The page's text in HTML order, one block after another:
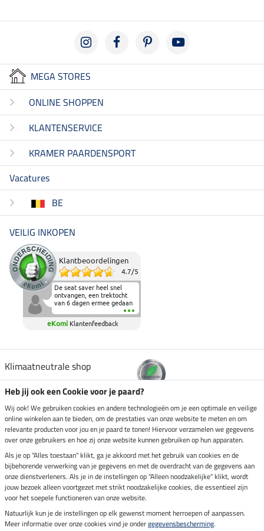
MEGA STORES
ONLINE SHOPPEN
KLANTENSERVICE
KRAMER PAARDENSPORT
Vacatures
BE
VEILIG INKOPEN
Klantbeoordelingen
4.7/5
De seat saver heel snel
ontvangen, een trektocht
van 6 dagen ermee gedaan
en deze heeft de beproeving
fantastisch doorstaan.
Heerlijk zacht om op te
elkaar in het zadel.
eKomi Klantenfeedback
Klimaatneutrale shop
Verzending per
Veilig betalen met
Impressum
Heb jij ook een Cookie voor je paard?
Wij ook! We gebruiken cookies en andere technologieën om je een optimale en veilige
online winkelen aan te bieden, om de prestaties van onze website te meten en om
relevante producten voor jou en je paard te tonen! Hiervoor verzamelen we gegevens
over onze gebruikers en hoe zij onze website kunnen gebruiken op hun apparaten.
Als je op "Alles toestaan" klikt, ga je akkoord met het gebruik van cookies en de
bijbehorende verwerking van je gegevens en met de overdracht van de gegevens aan
onze dienstverleners. Als je in de instellingen op "Alleen noodzakelijke" klikt, wordt
jouw bezoek alleen voortgezet met strikt noodzakelijke cookies, die essentieel zijn
voor het soepele functioneren van onze website.
Natuurlijk kun je de instellingen op elk gewenst moment herroepen of aanpassen.
Meer informatie over onze cookies vind je ondergegevensbescherming.